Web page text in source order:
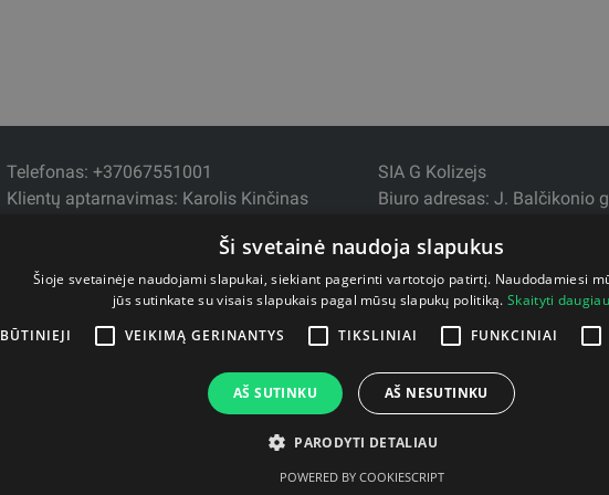
Telefonas: +37067551001
Klientų aptarnavimas: Karolis Kinčinas
Darbo laikas: Darbo dienomis nuo 9:00 iki
18:00
SIA G Kolizejs
Biuro adresas: J. Balčikonio
Juridinis adresas: Ezermalas
LV1006
Įmonės kodas: 44103017158
A/S SEB Bankas
Ši svetainė naudoja slapukus
Šioje svetainėje naudojami slapukai, siekiant pagerinti vartotojo patirtį. Naudodamiesi
jūs sutinkate su visais slapukais pagal mūsų slapukų politiką.Skaityti daugiau
BŪTINIEJI
VEIKIMĄ GERINANTYS TIKSLINIAI FUNKCINIAI
AŠ SUTINKU AŠ NESUTINKU
PARODYTI DETALIAU
POWERED BY COOKIESCRIPT